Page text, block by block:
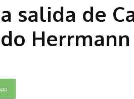
salida de
Herrmann